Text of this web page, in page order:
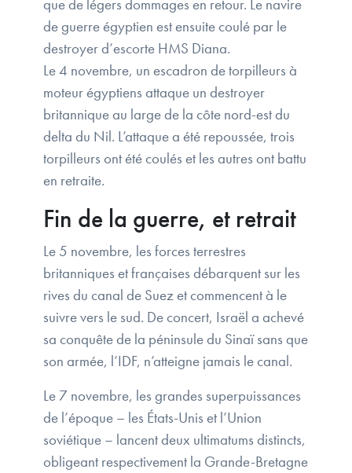
que de légers dommages en retour. Le navire
de guerre égyptien est ensuite coulé par le
destroyer d’escorte HMS Diana.
Le 4 novembre, un escadron de torpilleurs à
moteur égyptiens attaque un destroyer
britannique au large de la côte nord-est du
delta du Nil. L’attaque a été repoussée, trois
torpilleurs ont été coulés et les autres ont battu
en retraite.
Fin de la guerre, et retrait
Le 5 novembre, les forces terrestres
britanniques et françaises débarquent sur les
rives du canal de Suez et commencent à le
suivre vers le sud. De concert, Israël a achevé
sa conquête de la péninsule du Sinaï sans que
son armée, l’IDF, n’atteigne jamais le canal.
Le 7 novembre, les grandes superpuissances
de l’époque – les États-Unis et l’Union
soviétique – lancent deux ultimatums distincts,
obligeant respectivement la Grande-Bretagne